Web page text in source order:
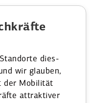
dies-
wir glauben,
der Mobilität
attrak­tiver